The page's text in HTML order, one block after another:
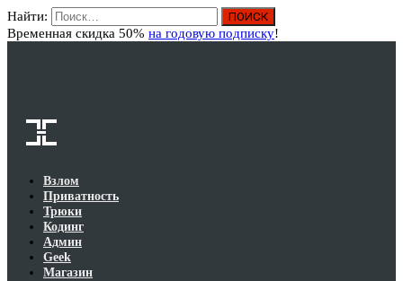
Найти:
Временная скидка 50% на годовую подписку!
Взлом
Приватность
Трюки
Кодинг
Админ
Geek
Магазин